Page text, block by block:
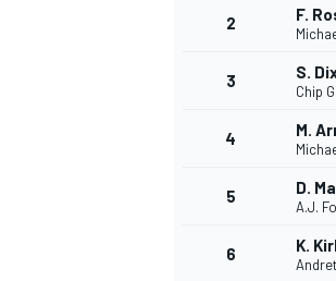
2 F.
3 S.
Chip
4 M.
5 D.
A.J.
6 K.